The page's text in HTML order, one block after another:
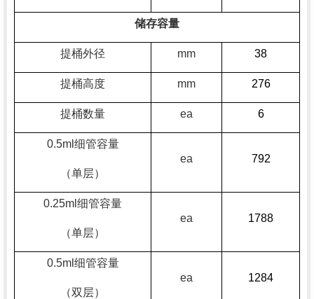
储存容量
提桶外径 mm 38
提桶高度 mm 276
提桶数量 ea 6
0.5ml细管容量
（单层）
ea 792
0.25ml细管容量
（单层）
ea 1788
0.5ml细管容量
（双层）
ea 1284